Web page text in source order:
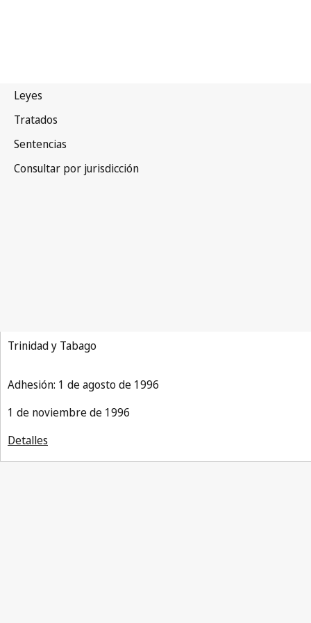
Trinidad y Tabago
Adhesión: 1 de agosto de 1996
1 de noviembre de 1996
Detalles